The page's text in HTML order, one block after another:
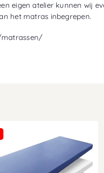
eigen atelier kunnen wij
het matras inbegrepen.